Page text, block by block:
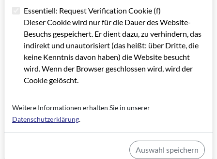
GRIP 43
IMPRESSUM GRIP 43
Essentiell: Request Verification Cookie (f)
Dieser Cookie wird nur für die Dauer des Website-
Besuchs gespeichert. Er dient dazu, zu verhindern, das
indirekt und unautorisiert (das heißt: über Dritte, die
keine Kenntnis davon haben) die Website besucht
wird. Wenn der Browser geschlossen wird, wird der
Cookie gelöscht.
Weitere Informationen erhalten Sie in unserer
Datenschutzerklärung.
Auswahl speichern